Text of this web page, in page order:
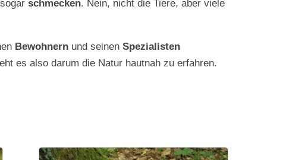
sogarschmecken. Nein, nicht die Tiere, aber viele
Bewohnern und seinenSpezialisten
es also darum die Natur hautnah zu erfahren.